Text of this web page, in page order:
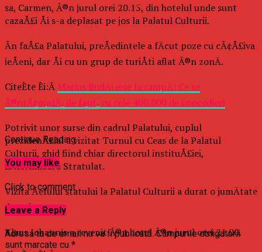
sa, Carmen, Ã®n jurul orei 20.15, din hotelul unde sunt
cazaÅ£i Åi s-a deplasat pe jos la Palatul Culturii.
Ãn faÅ£a Palatului, preÅedintele a fÄcut poze cu cÃ¢Å£iva
ieÅeni, dar Åi cu un grup de turiÅti aflat Ã®n zonÄ.
CiteÈte Èi:Â Marius BudÄi iese la rampÄ! Ce se
Ã®ntÃ¢mplÄ, de fapt, cu cele 400.000 de concedieri
Potrivit unor surse din cadrul Palatului, cuplul
prezidenÅ£ial a vizitat Turnul cu Ceas de la Palatul
Culturii, ghid fiind chiar directorul instituÅ£iei,
LÄcrÄmioara Stratulat.
Vizita Åefului statului la Palatul Culturii a durat o jumÄtate
de orÄ.
Klaus Iohannis a revenit Ã®n hotel Ã®n jurul orei 21.00.
Continue Reading
You may like
Click to comment
Leave a Reply
Adresa ta de email nu va fi publicată. Câmpurile obligatorii
sunt marcate cu *